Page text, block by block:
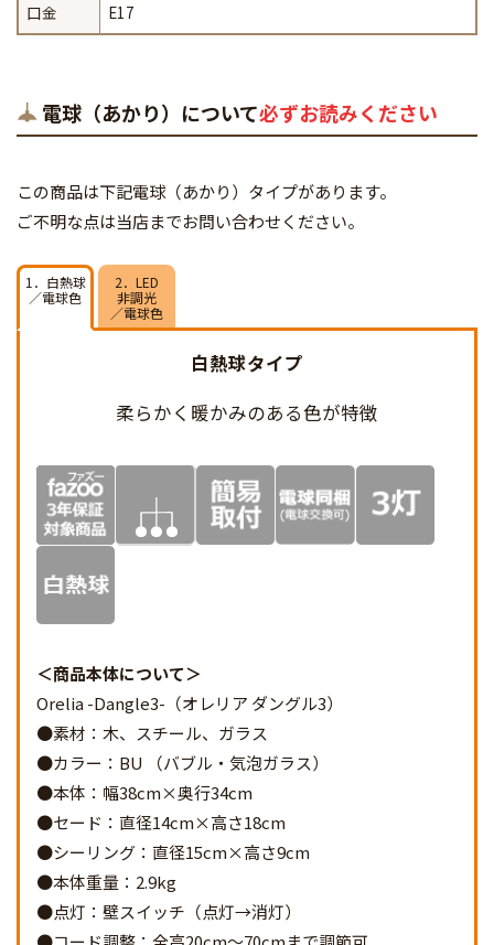
口金
E17
電球（あかり）について必ずお読みください
この商品は下記電球（あかり）タイプがあります。
ご不明な点は当店までお問い合わせください。
1．白熱球
／電球色
2．LED
非調光
／電球色
白熱球タイプ
柔らかく暖かみのある色が特徴
商品本体について
Orelia -Dangle3-（オレリア ダングル3）
●素材：木、スチール、ガラス
●カラー：BU （バブル・気泡ガラス）
●本体：幅38cm×奥行34cm
●セード：直径14cm×高さ18cm
●シーリング：直径15cm×高さ9cm
●本体重量：2.9kg
●点灯：壁スイッチ（点灯→消灯）